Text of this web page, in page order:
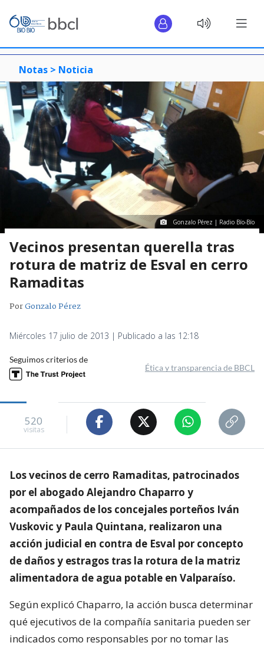
Notas > Noticia
Gonzalo Pérez | Radio Bío-Bío
Vecinos presentan querella tras
rotura de matriz de Esval en cerro
Ramaditas
PorGonzalo Pérez
Miércoles 17 julio de 2013 | Publicado a las 12:18
Seguimos criterios de
Ética y transparencia de BBCL
520
visitas
Los vecinos de cerro Ramaditas, patrocinados
por el abogado Alejandro Chaparro y
acompañados de los concejales porteños Iván
Vuskovic y Paula Quintana, realizaron una
acción judicial en contra de Esval por concepto
de daños y estragos tras la rotura de la matriz
alimentadora de agua potable en Valparaíso.
Según explicó Chaparro, la acción busca determinar
qué ejecutivos de la compañía sanitaria pueden ser
indicados como responsables por no tomar las